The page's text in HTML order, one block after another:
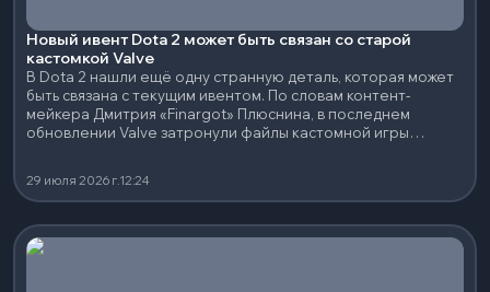
Новый ивент Dota 2 может быть связан со старой
кастомкой Valve
В Dota 2 нашли ещё одну странную деталь, которая может
быть связана с текущим ивентом. По словам контент-
мейкера Дмитрия «Finargot» Плюснина, в последнем
обновлении Valve затронули файлы кастомной игры
29 июля 2026 г.12:24